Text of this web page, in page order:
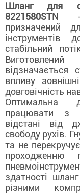
Шланг для
8221580STN
призначений
інструментів
стабільний
відзначається
впливу
довговічність
Оптимальна
працювати з
відстані від
свободу рухів.
та не
проходженню
здатності
різними